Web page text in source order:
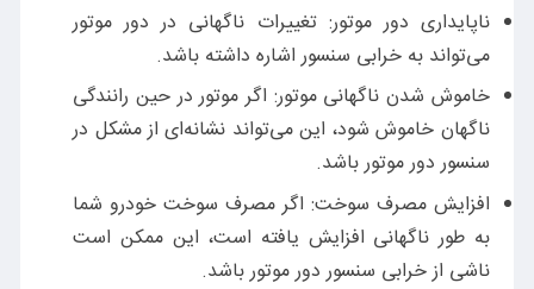
ناپایداری دور موتور: تغییرات ناگهانی در دور موتور
می‌تواند به خرابی سنسور اشاره داشته باشد.
خاموش شدن ناگهانی موتور: اگر موتور در حین رانندگی
ناگهان خاموش شود، این می‌تواند نشانه‌ای از مشکل در
سنسور دور موتور باشد.
افزایش مصرف سوخت: اگر مصرف سوخت خودرو شما
به طور ناگهانی افزایش یافته است، این ممکن است
ناشی از خرابی سنسور دور موتور باشد.